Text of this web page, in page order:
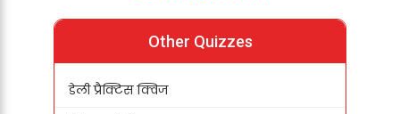
Other Quizzes
डेली प्रैक्टिस क्विज